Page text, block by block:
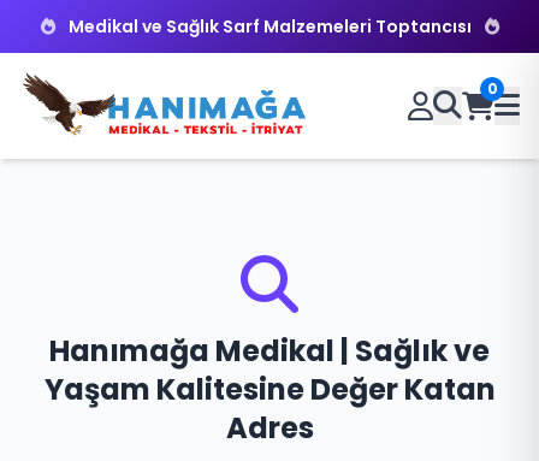
Medikal ve Sağlık Sarf Malzemeleri Toptancısı
0
Hanımağa Medikal | Sağlık ve
Yaşam Kalitesine Değer Katan
Adres